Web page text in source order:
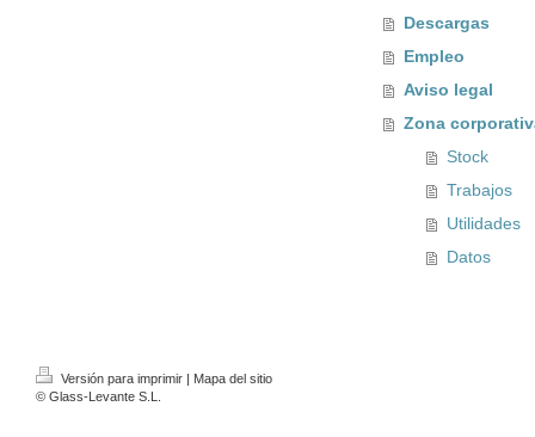
Descargas
Empleo
Aviso legal
Zona
Stock
Trabajos
Utilidades
Datos
Versión para imprimir | Mapa del sitio
© Glass-Levante S.L.